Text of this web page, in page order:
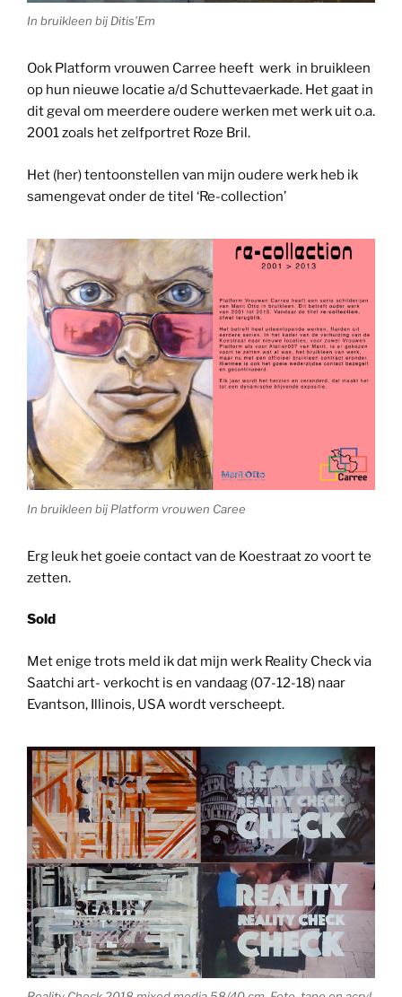
In bruikleen bij Ditis’Em
Ook Platform vrouwen Carree heeft werk in bruikleen
op hun nieuwe locatie a/d Schuttevaerkade. Het gaat in
dit geval om meerdere oudere werken met werk uit o.a.
2001 zoals het zelfportret Roze Bril.
Het (her) tentoonstellen van mijn oudere werk heb ik
samengevat onder de titel ‘Re-collection’
In bruikleen bij Platform vrouwen Caree
Erg leuk het goeie contact van de Koestraat zo voort te
zetten.
Sold
Met enige trots meld ik dat mijn werk Reality Check via
Saatchi art- verkocht is en vandaag (07-12-18) naar
Evantson, Illinois, USA wordt verscheept.